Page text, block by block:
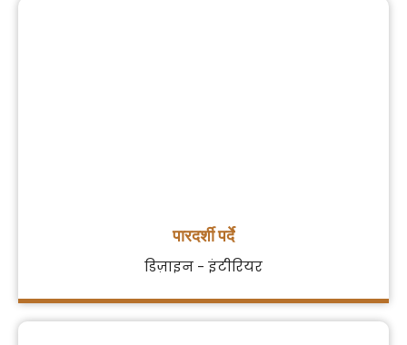
पारदर्शी पर्दे
डिज़ाइन - इंटीरियर